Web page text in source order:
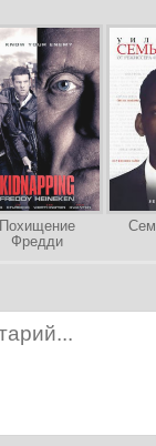
Похищение
Фредди